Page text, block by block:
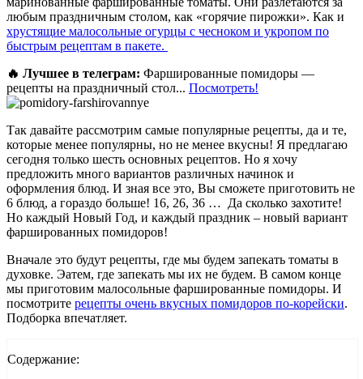
любым праздничным столом, как «горячие пирожки». Как и
хрустящие малосольные огурцы с чесноком и укропом по
быстрым рецептам в пакете.
🔥 Лучшее в телеграм: Фаршированные помидоры —
рецепты на праздничный стол... Посмотреть!
Так давайте рассмотрим самые популярные рецепты, да и те,
которые менее популярны, но не менее вкусны! Я предлагаю
сегодня только шесть основных рецептов. Но я хочу
предложить много вариантов различных начинок и
оформления блюд. И зная все это, Вы сможете приготовить не
6 блюд, а гораздо больше! 16, 26, 36 … Да сколько захотите!
Но каждый Новый Год, и каждый праздник – новый вариант
фаршированных помидоров!
Вначале это будут рецепты, где мы будем запекать томаты в
духовке. Эатем, где запекать мы их не будем. В самом конце
мы приготовим малосольные фаршированные помидоры. И
посмотрите рецепты очень вкусных помидоров по-корейски.
Подборка впечатляет.
Содержание: